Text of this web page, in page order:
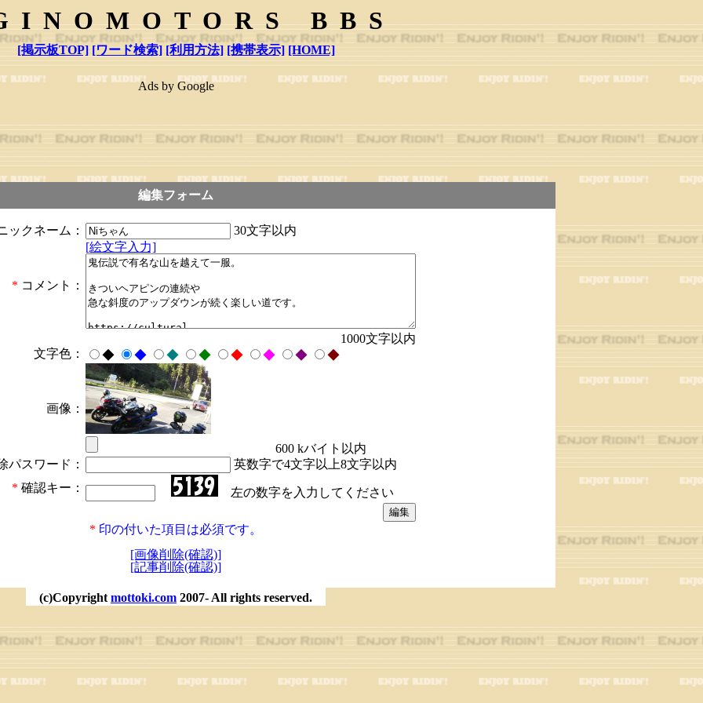
BBS
[掲示板TOP] [ワード検索] [利用方法] [携帯表示] [HOME]
Ads by Google
編集フォーム
ックネーム： 30文字以内
* コメント：
[絵文字入力]
1000文字以内
文字色：
◆ ◆ ◆ ◆ ◆ ◆ ◆ ◆
画像：
600 kバイト以内
パスワード：
英数字で4文字以上8文字以内
* 確認キー： 左の数字を入力してください
* 印の付いた項目は必須です。
[画像削除(確認)]
[記事削除(確認)]
(c)Copyright mottoki.com 2007- All rights reserved.